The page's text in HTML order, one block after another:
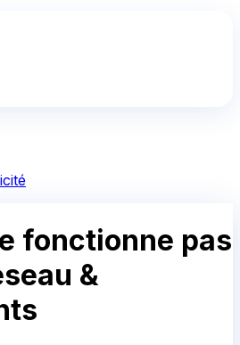
fonctionne pas
&